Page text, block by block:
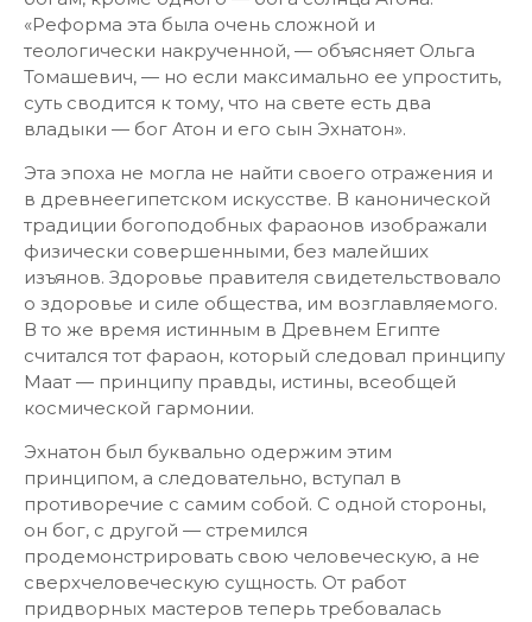
«Реформа эта была очень сложной и
теологически накрученной, — объясняет Ольга
Томашевич, — но если максимально ее упростить,
суть сводится к тому, что на свете есть два
владыки — бог Атон и его сын Эхнатон».
Эта эпоха не могла не найти своего отражения и
в древнеегипетском искусстве. В канонической
традиции богоподобных фараонов изображали
физически совершенными, без малейших
изъянов. Здоровье правителя свидетельствовало
о здоровье и силе общества, им возглавляемого.
В то же время истинным в Древнем Египте
считался тот фараон, который следовал принципу
Маат — принципу правды, истины, всеобщей
космической гармонии.
Эхнатон был буквально одержим этим
принципом, а следовательно, вступал в
противоречие с самим собой. С одной стороны,
он бог, с другой — стремился
продемонстрировать свою человеческую, а не
сверхчеловеческую сущность. От работ
придворных мастеров теперь требовалась